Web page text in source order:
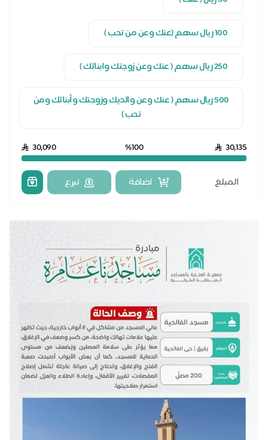
500 ريال سهم ( عنك وعن والديك وزوجتك وأبنائك ومن
تحب )
30,135
%100
30,090
اضافة تبرع